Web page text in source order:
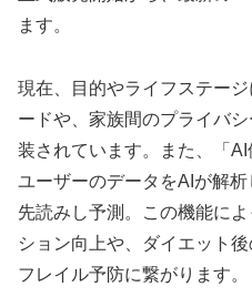
ます。
現在、目的やライフステー
ードや、家族間のプライバ
装されています。また、「AI
ユーザーのデータをAIが解
先読みし予測。この機能に
ション向上や、ダイエット
フレイル予防に繋がります。